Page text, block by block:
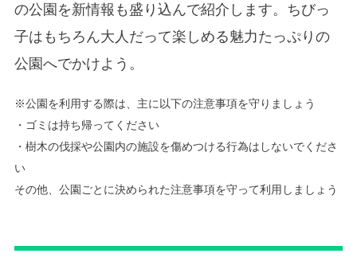
の公園を新情報も盛り込んで紹介します。ちびっ
子はもちろん大人だって楽しめる魅力たっぷりの
公園へでかけよう。
※公園を利用する際は、主に以下の注意事項を守りましょう
・ゴミは持ち帰ってください
・樹木の伐採や公園内の施設を傷めつける行為はしないでくださ
い
その他、公園ごとに決められた注意事項を守って利用しましょう